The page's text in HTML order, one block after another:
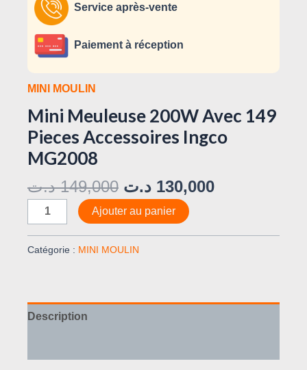
Service après-vente
Paiement à réception
MINI MOULIN
Mini Meuleuse 200W Avec 149
Pieces Accessoires Ingco
MG2008
149,000 د.ت 130,000 د.ت
Ajouter au panier
Catégorie : MINI MOULIN
Description